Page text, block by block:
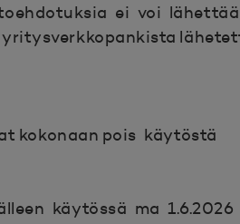
ei voi lähettää
kokonaan pois käytöstä
käytössä ma 1.6.2026